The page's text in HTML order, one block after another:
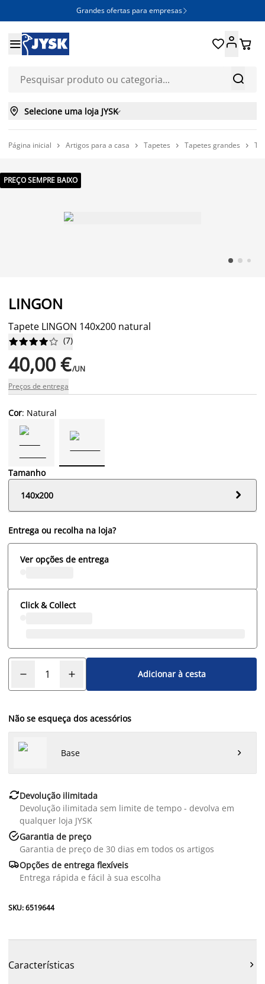
Grandes ofertas para empresas 


 
 Selecione uma loja JYSK
Página inicial  Artigos para a casa  Tapetes  Tapetes grandes 
PREÇO SEMPRE BAIXO
LINGON
Tapete LINGON 140x200 natural





 (7)
40,00 €/UN
Preços de entrega
Cor: Natural
Tamanho
140x200

Entrega ou recolha na loja?
Ver opções de entrega
Click & Collect
Adicionar à cesta
Não se esqueça dos acessórios
Base 
Devolução ilimitada
Devolução ilimitada sem limite de tempo - devolva em
qualquer loja JYSK
Garantia de preço
Garantia de preço de 30 dias em todos os artigos
Opções de entrega flexíveis
Entrega rápida e fácil à sua escolha
SKU: 6519644
Características 